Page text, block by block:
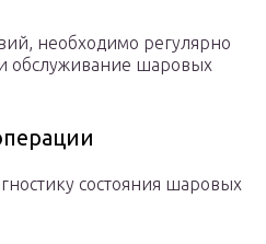
необходимо регулярно
обслуживание шаровых
состояния шаровых